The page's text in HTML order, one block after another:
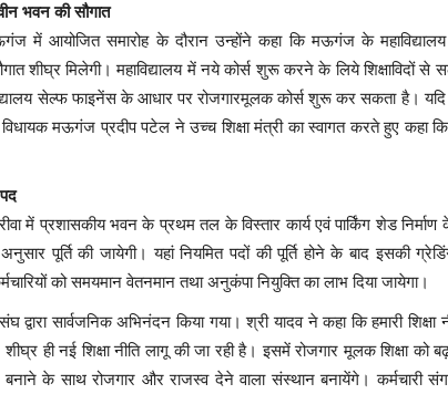
भवन की सौगात
में आयोजित समारोह के दौरान उन्होंने कहा कि मऊगंज के
शीघ्र मिलेगी। महाविद्यालय में नये कोर्स शुरू करने के लिये
सेल्फ फाइनेंस के आधार पर रोजगारमूलक कोर्स शुरू कर सकता है। यदि
विधायक मऊगंज प्रदीप पटेल ने उच्च शिक्षा मंत्री का स्वागत करते हुए कहा
में प्रशासकीय भवन के प्रथम तल के विस्तार कार्य एवं पार्किंग शेड निर्माण
पूर्ति की जायेगी। यहां नियमित पदों की पूर्ति होने के बाद इसकी
को समयमान वेतनमान तथा अनुकंपा नियुक्ति का लाभ दिया जायेगा।
संघ द्वारा सार्वजनिक अभिनंदन किया गया। श्री यादव ने कहा कि हमारी
ही नई शिक्षा नीति लागू की जा रही है। इसमें रोजगार मूलक शिक्षा को
के साथ रोजगार और राजस्व देने वाला संस्थान बनायेंगे। कर्मचारी